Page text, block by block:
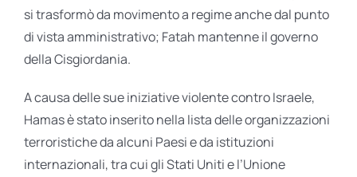
si trasformò da movimento a regime anche dal punto
di vista amministrativo; Fatah mantenne il governo
della Cisgiordania.
A causa delle sue iniziative violente contro Israele,
Hamas è stato inserito nella lista delle organizzazioni
terroristiche da alcuni Paesi e da istituzioni
internazionali, tra cui gli Stati Uniti e l’Unione